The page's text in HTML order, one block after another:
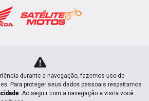
durante a navegação, fazemos uso de
Para proteger seus dados pessoais respeitamos
. Ao seguir com a navegação e visita você